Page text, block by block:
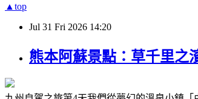
▲top
Jul 31 Fri 2026 14:20
熊本阿蘇景點：草千里之